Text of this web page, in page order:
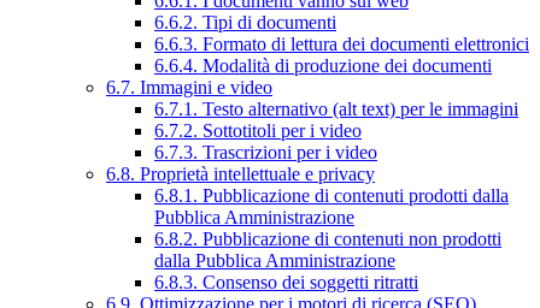
6.6.2. Tipi di documenti
6.6.3. Formato di lettura dei documenti elettronici
6.6.4. Modalità di produzione dei documenti
6.7. Immagini e video
6.7.1. Testo alternativo (alt text) per le immagini
6.7.2. Sottotitoli per i video
6.7.3. Trascrizioni per i video
6.8. Proprietà intellettuale e privacy
6.8.1. Pubblicazione di contenuti prodotti dalla
Pubblica Amministrazione
6.8.2. Pubblicazione di contenuti non prodotti
dalla Pubblica Amministrazione
6.8.3. Consenso dei soggetti ritratti
6.9. Ottimizzazione per i motori di ricerca (SEO)